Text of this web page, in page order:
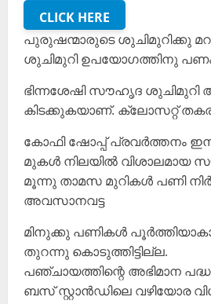
CLICK HERE
പുരുഷന്മാരുടെ ശുചിമുറിക്കു
ശുചിമുറി ഉപയോഗത്തിനു
ഭിന്നശേഷി സൗഹൃദ
കിടക്കുകയാണ്. ക്ലോസറ്റ്
കോഫി ഷോപ്പ് പ്രവർത്തനം
മുകൾ നിലയിൽ വിശാലമായ
മൂന്നു താമസ മുറികൾ പണി
അവസാനവട്ട
മിനുക്കു പണികൾ
തുറന്നു കൊടുത്തിട്ടില്ല.
പഞ്ചായത്തിന്റെ അഭിമാന
ബസ് സ്റ്റാൻഡിലെ വഴിയോര